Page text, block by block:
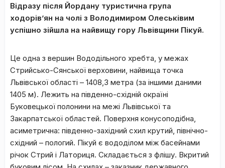
Відразу після Йордану туристична група
ходорів’ян на чолі з Володимиром Олеськівим
успішно зійшла на найвищу гору Львівщини Пікуй.
Це одна з вершин Вододільного хребта, у межах
Стрийсько-Сянської верховини, найвища точка
Львівської області – 1408,3 метра (за іншими даними
1405 м). Лежить на південно-східній окраїні
Буковецької полонини на межі Львівської та
Закарпатської областей. Поверхня конусоподібна,
асиметрична: південно-західний схил крутий, північно-
східний – пологий. Пікуй є вододілом між басейнами
річок Стрий і Латориця. Складається з флішу. Вкритий